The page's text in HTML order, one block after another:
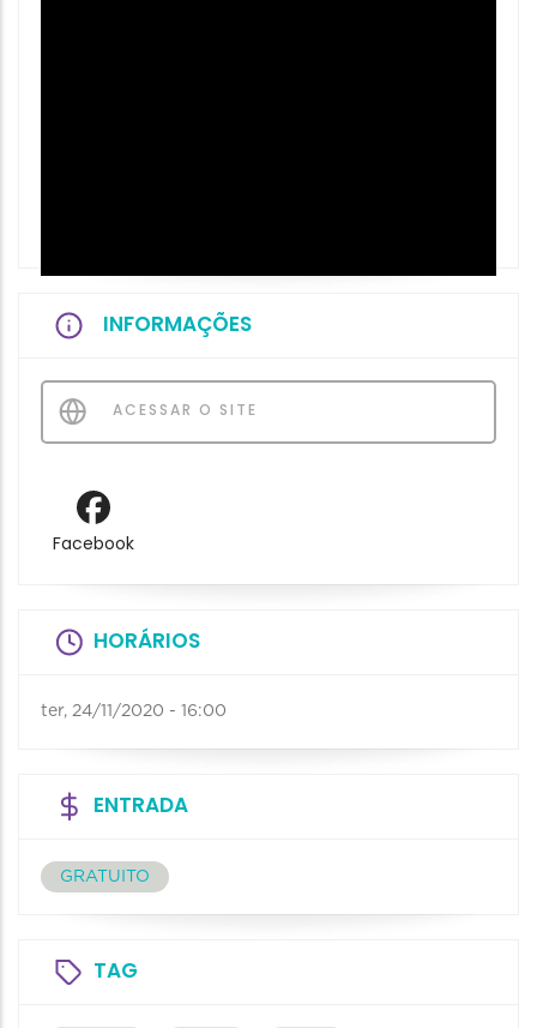
INFORMAÇÕES
ACESSAR O SITE
Facebook
HORÁRIOS
ter, 24/11/2020 - 16:00
ENTRADA
GRATUITO
TAG